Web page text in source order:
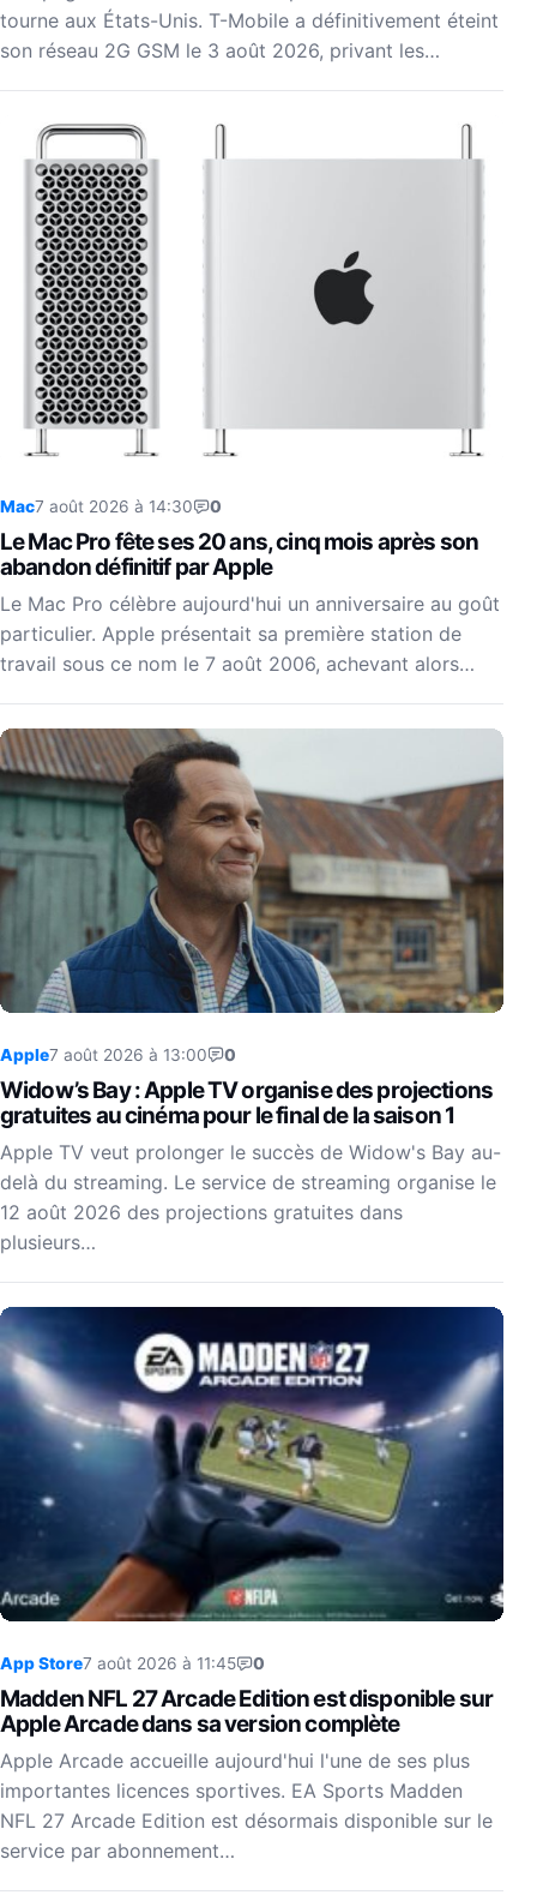
tourne aux États-Unis. T-Mobile a définitivement éteint
son réseau 2G GSM le 3 août 2026, privant les…
Mac7 août 2026 à 14:30 0
Le Mac Pro fête ses 20 ans, cinq mois après son
abandon définitif par Apple
Le Mac Pro célèbre aujourd'hui un anniversaire au goût
particulier. Apple présentait sa première station de
travail sous ce nom le 7 août 2006, achevant alors…
Apple7 août 2026 à 13:00 0
Widow’s Bay : Apple TV organise des projections
gratuites au cinéma pour le final de la saison 1
Apple TV veut prolonger le succès de Widow's Bay au-
delà du streaming. Le service de streaming organise le
12 août 2026 des projections gratuites dans
plusieurs…
App Store7 août 2026 à 11:45 0
Madden NFL 27 Arcade Edition est disponible sur
Apple Arcade dans sa version complète
Apple Arcade accueille aujourd'hui l'une de ses plus
importantes licences sportives. EA Sports Madden
NFL 27 Arcade Edition est désormais disponible sur le
service par abonnement…